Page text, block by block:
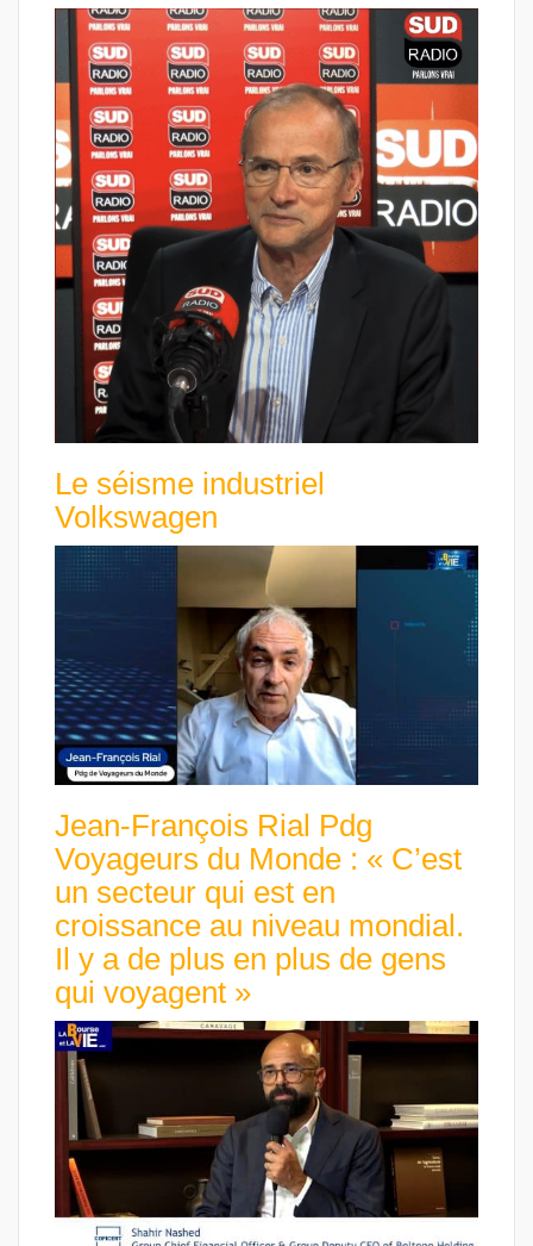
Le séisme industriel
Volkswagen
Jean-François Rial Pdg
Voyageurs du Monde : « C’est
un secteur qui est en
croissance au niveau mondial.
Il y a de plus en plus de gens
qui voyagent »